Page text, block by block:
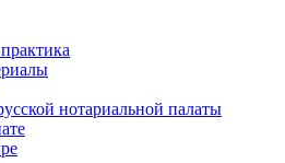
нотариальной палаты